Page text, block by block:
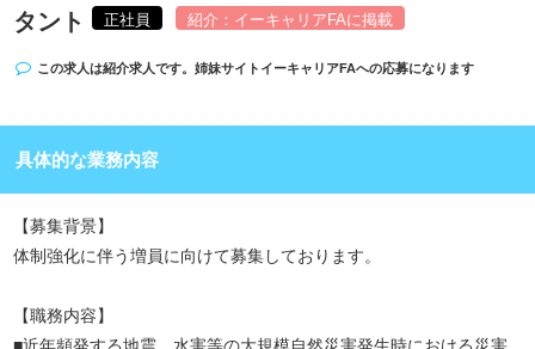
タント
正社員 紹介：イーキャリアFAに掲載
この求人は紹介求人です。姉妹サイト イーキャリアFAへの応募になります
具体的な業務内容
【募集背景】
体制強化に伴う増員に向けて募集しております。
【職務内容】